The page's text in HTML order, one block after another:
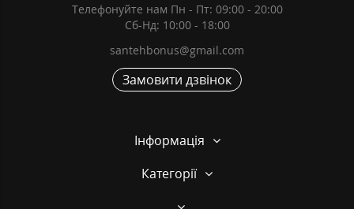
Телефонуйте нам Пн - Пт: 09:00 - 20:00
Сб-Нд: 10:00 - 18:00
santehbonus@gmail.com
Замовити дзвінок
Інформація
Категорії